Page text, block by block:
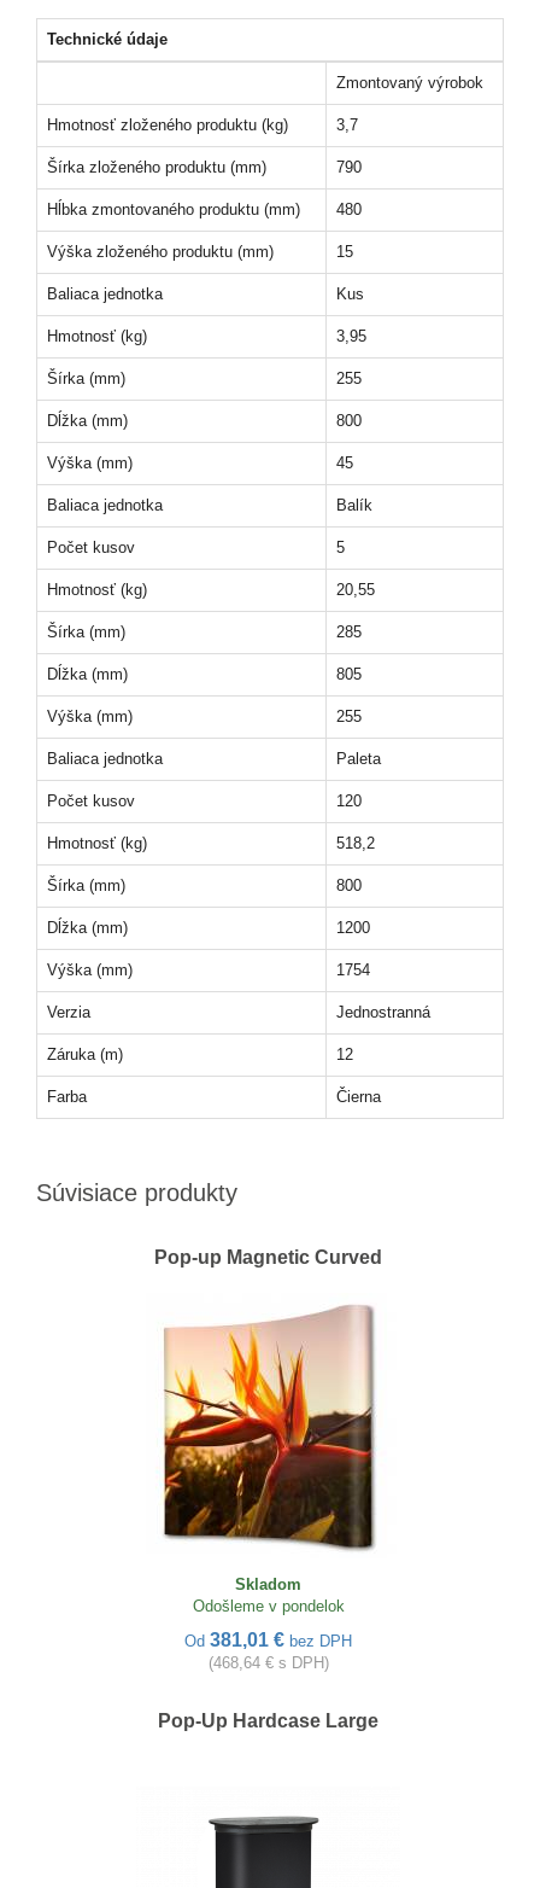
Technické údaje
Zmontovaný výrobok
Hmotnosť zloženého produktu (kg) 3,7
Šírka zloženého produktu (mm) 790
Hĺbka zmontovaného produktu (mm) 480
Výška zloženého produktu (mm) 15
Baliaca jednotka Kus
Hmotnosť (kg) 3,95
Šírka (mm) 255
Dĺžka (mm) 800
Výška (mm) 45
Baliaca jednotka Balík
Počet kusov 5
Hmotnosť (kg) 20,55
Šírka (mm) 285
Dĺžka (mm) 805
Výška (mm) 255
Baliaca jednotka Paleta
Počet kusov 120
Hmotnosť (kg) 518,2
Šírka (mm) 800
Dĺžka (mm) 1200
Výška (mm) 1754
Verzia Jednostranná
Záruka (m) 12
Farba Čierna
Súvisiace produkty
Pop-up Magnetic Curved
Skladom
Odošleme v pondelok
Od 381,01 € bez DPH
(468,64 € s DPH)
Pop-Up Hardcase Large